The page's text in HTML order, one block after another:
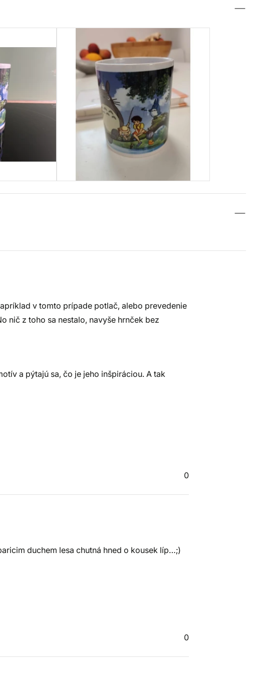
v tomto prípade potlač, alebo prevedenie
nič z toho sa nestalo, navyše hrnček bez
a pýtajú sa, čo je jeho inšpiráciou. A tak
0
duchem lesa chutná hned o kousek líp…;)
0